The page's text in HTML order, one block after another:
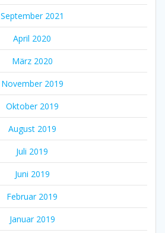
September 2021
April 2020
März 2020
November 2019
Oktober 2019
August 2019
Juli 2019
Juni 2019
Februar 2019
Januar 2019